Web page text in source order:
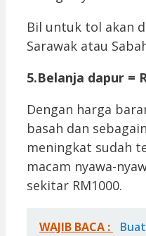
Bil untuk tol akan
Sarawak atau
5.Belanja dapur =
Dengan harga
basah dan
meningkat sudah
macam nyawa-
sekitar RM1000.
WAJIB BACA :